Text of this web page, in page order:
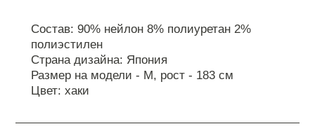
Состав: 90% нейлон 8% полиуретан 2%
полиэстилен
Страна дизайна: Япония
Размер на модели - М, рост - 183 см
Цвет: хаки